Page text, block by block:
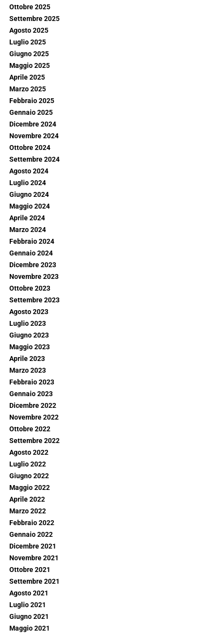
Ottobre 2025
Settembre 2025
Agosto 2025
Luglio 2025
Giugno 2025
Maggio 2025
Aprile 2025
Marzo 2025
Febbraio 2025
Gennaio 2025
Dicembre 2024
Novembre 2024
Ottobre 2024
Settembre 2024
Agosto 2024
Luglio 2024
Giugno 2024
Maggio 2024
Aprile 2024
Marzo 2024
Febbraio 2024
Gennaio 2024
Dicembre 2023
Novembre 2023
Ottobre 2023
Settembre 2023
Agosto 2023
Luglio 2023
Giugno 2023
Maggio 2023
Aprile 2023
Marzo 2023
Febbraio 2023
Gennaio 2023
Dicembre 2022
Novembre 2022
Ottobre 2022
Settembre 2022
Agosto 2022
Luglio 2022
Giugno 2022
Maggio 2022
Aprile 2022
Marzo 2022
Febbraio 2022
Gennaio 2022
Dicembre 2021
Novembre 2021
Ottobre 2021
Settembre 2021
Agosto 2021
Luglio 2021
Giugno 2021
Maggio 2021